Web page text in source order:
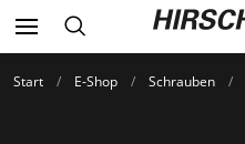
Start E-Shop Schrauben